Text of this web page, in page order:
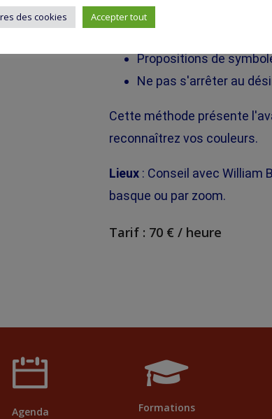
Proposition de couleurs.
Propositions de
Ne pas s'arrêter au
Cette méthode présente
reconnaîtrez vos couleurs.
Lieux : Conseil avec William
basque ou par zoom.
Tarif : 70 € / heure
Agenda Formations
des cookies Accepter tout